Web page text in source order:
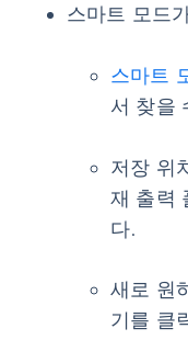
스마트 모드
스마트
서 찾을
저장 위
재 출력
다.
새로 원
기를 클